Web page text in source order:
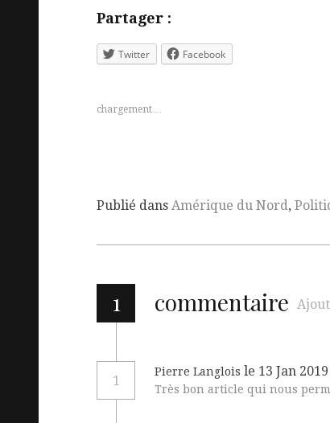
Partager :
Twitter Facebook
chargement…
Publié dans Amérique du Nord,
1 commentaire
1
Pierre Langlois le 13 Jan
Très bon article qui nous